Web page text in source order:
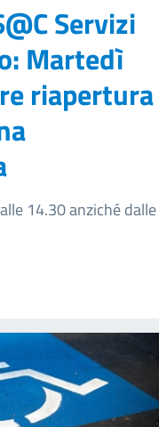
Servizi
Martedì
riapertura
14.30 anziché dalle